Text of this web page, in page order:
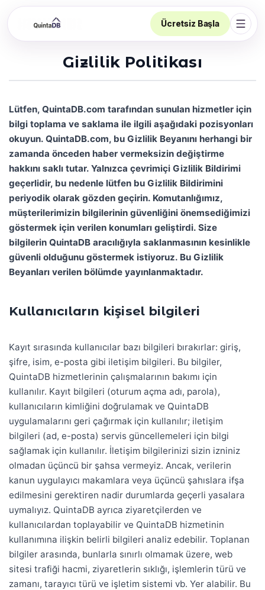
Ücretsiz Başla
Gizlilik Politikası
Lütfen, QuintaDB.com tarafından sunulan hizmetler için
bilgi toplama ve saklama ile ilgili aşağıdaki pozisyonları
okuyun. QuintaDB.com, bu Gizlilik Beyanını herhangi bir
zamanda önceden haber vermeksizin değiştirme
hakkını saklı tutar. Yalnızca çevrimiçi Gizlilik Bildirimi
geçerlidir, bu nedenle lütfen bu Gizlilik Bildirimini
periyodik olarak gözden geçirin. Komutanlığımız,
müşterilerimizin bilgilerinin güvenliğini önemsediğimizi
göstermek için verilen konumları geliştirdi. Size
bilgilerin QuintaDB aracılığıyla saklanmasının kesinlikle
güvenli olduğunu göstermek istiyoruz. Bu Gizlilik
Beyanları verilen bölümde yayınlanmaktadır.
Kullanıcıların kişisel bilgileri
Kayıt sırasında kullanıcılar bazı bilgileri bırakırlar: giriş,
şifre, isim, e-posta gibi iletişim bilgileri. Bu bilgiler,
QuintaDB hizmetlerinin çalışmalarının bakımı için
kullanılır. Kayıt bilgileri (oturum açma adı, parola),
kullanıcıların kimliğini doğrulamak ve QuintaDB
uygulamalarını geri çağırmak için kullanılır; iletişim
bilgileri (ad, e-posta) servis güncellemeleri için bilgi
sağlamak için kullanılır. İletişim bilgilerinizi sizin izniniz
olmadan üçüncü bir şahsa vermeyiz. Ancak, verilerin
kanun uygulayıcı makamlara veya üçüncü şahıslara ifşa
edilmesini gerektiren nadir durumlarda geçerli yasalara
uymalıyız. QuintaDB ayrıca ziyaretçilerden ve
kullanıcılardan toplayabilir ve QuintaDB hizmetinin
kullanımına ilişkin belirli bilgileri analiz edebilir. Toplanan
bilgiler arasında, bunlarla sınırlı olmamak üzere, web
sitesi trafiği hacmi, ziyaretlerin sıklığı, işlemlerin türü ve
zamanı, tarayıcı türü ve işletim sistemi vb. Yer alabilir. Bu